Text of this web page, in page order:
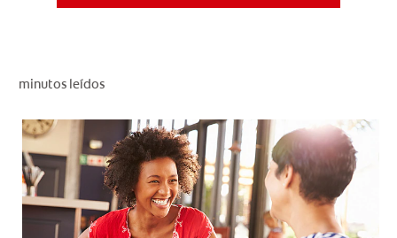
PROMOCIONES
HN (ES)
SUSCRÍBASE
minutos leídos